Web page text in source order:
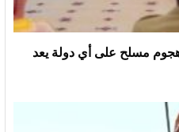
مسلح على أي دولة يعد